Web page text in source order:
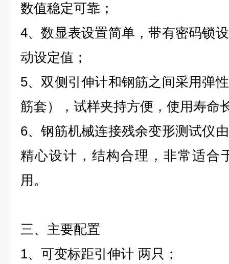
数值稳定可靠；
4、数显表设置简单，带有密码锁
动设定值；
5、双侧引伸计和钢筋之间采用弹
筋套），试样夹持方便，使用寿命
6、钢筋机械连接残余变形测试仪
精心设计，结构合理，非常适合
用。
三、主要配置
1、可变标距引伸计 两只；